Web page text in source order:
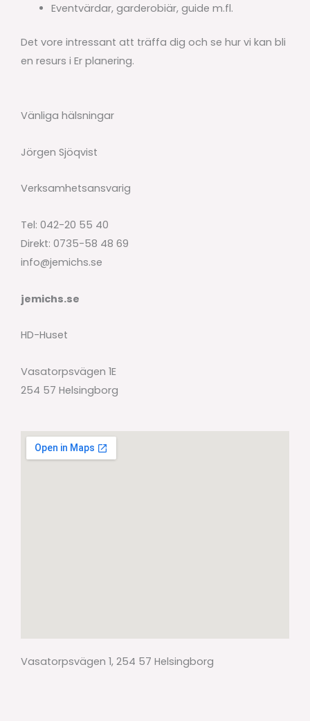
Eventvärdar, garderobiär, guide m.fl.
Det vore intressant att träffa dig och se hur vi kan bli
en resurs i Er planering.
Vänliga hälsningar
Jörgen Sjöqvist
Verksamhetsansvarig
Tel: 042-20 55 40
Direkt: 0735-58 48 69
info@jemichs.se
jemichs.se
HD-Huset
Vasatorpsvägen 1E
254 57 Helsingborg
Vasatorpsvägen 1, 254 57 Helsingborg